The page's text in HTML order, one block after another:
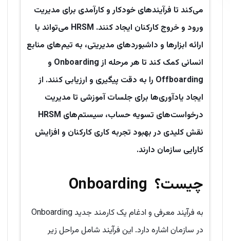
می‌کند تا فرآیندهای خودکار و کارآمدی برای مدیریت
ورود و خروج کارکنان ایجاد کنند. HRSM می‌تواند با
ارائه ابزارها و داشبوردهای مدیریتی، به تیم‌های منابع
انسانی کمک کند تا هر مرحله از Onboarding و
Offboarding را به دقت پیگیری و ارزیابی کنند. از
ایجاد یادآوری‌ها برای جلسات آموزشی تا مدیریت
درخواست‌های تسویه حساب، سیستم‌های HRSM
نقش کلیدی در بهبود تجربه کاری کارکنان و افزایش
کارایی سازمان دارند.
Onboarding چیست؟
Onboarding به فرآیند معرفی و ادغام یک کارمند جدید
در سازمان اشاره دارد. این فرآیند شامل مراحل زیر